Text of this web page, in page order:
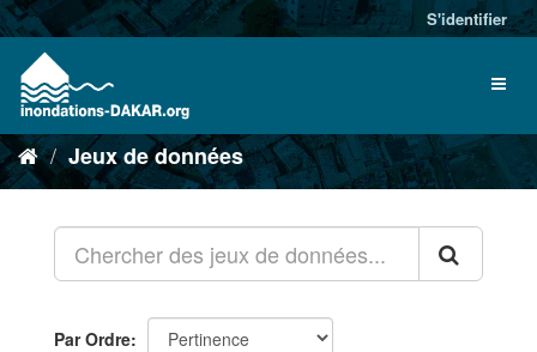
S'identifier
Jeux de données
Par Ordre